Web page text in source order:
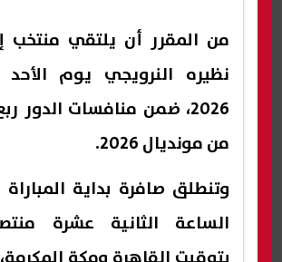
من المقرر أن يلتقي منتخب
2026، ضمن منافسات الدور
من مونديال 2026.
وتنطلق صافرة بداية
الساعة الثانية عشرة